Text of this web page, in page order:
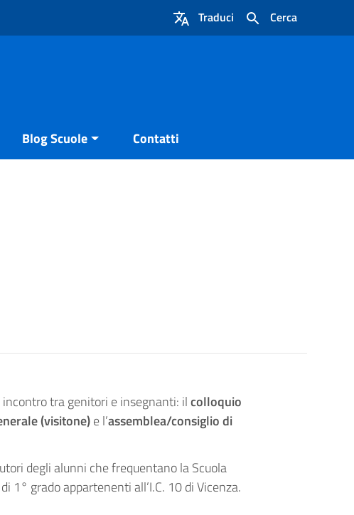
Cerca
Traduci
Blog Scuole Contatti
tra genitori e insegnanti: ilcolloquio
(visitone)e l’assemblea/consiglio di
degli alunni che frequentano la Scuola
1° grado appartenenti all’I.C. 10 di Vicenza.